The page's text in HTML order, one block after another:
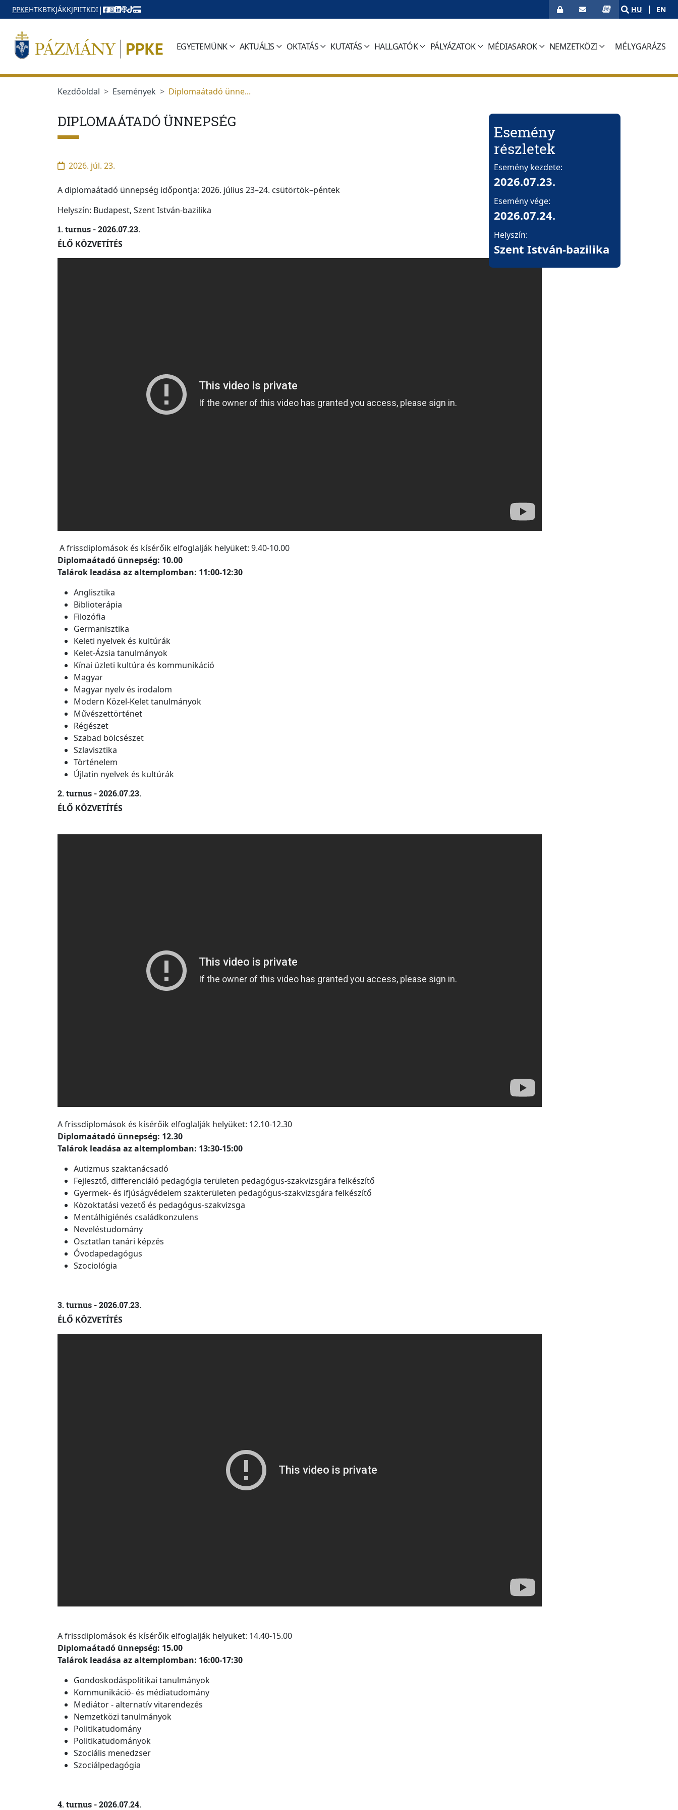
Ugrás a menüre
Ugrás a tartalomra
PPKEHTKBTKJÁKKJPIITKDI| HU EN
EGYETEMÜNK AKTUÁLIS OKTATÁS KUTATÁS HALLGATÓK PÁLYÁZATOK MÉDIASAROK NEMZETKÖZI MÉLYGARÁZS
(CURRENT)
Kezdőoldal Események Diplomaátadó ünne...
DIPLOMAÁTADÓ ÜNNEPSÉG
2026. júl. 23.
A diplomaátadó ünnepség időpontja: 2026. július 23–24. csütörtök–péntek
Helyszín: Budapest, Szent István-bazilika
1. turnus - 2026.07.23.
ÉLŐ KÖZVETÍTÉS
A frissdiplomások és kísérőik elfoglalják helyüket: 9.40-10.00
Diplomaátadó ünnepség: 10.00
Talárok leadása az altemplomban: 11:00-12:30
Anglisztika
Biblioterápia
Filozófia
Germanisztika
Keleti nyelvek és kultúrák
Kelet-Ázsia tanulmányok
Kínai üzleti kultúra és kommunikáció
Magyar
Magyar nyelv és irodalom
Modern Közel-Kelet tanulmányok
Művészettörténet
Régészet
Szabad bölcsészet
Szlavisztika
Történelem
Újlatin nyelvek és kultúrák
2. turnus - 2026.07.23.
ÉLŐ KÖZVETÍTÉS
A frissdiplomások és kísérőik elfoglalják helyüket: 12.10-12.30
Diplomaátadó ünnepség: 12.30
Talárok leadása az altemplomban: 13:30-15:00
Autizmus szaktanácsadó
Fejlesztő, differenciáló pedagógia területen pedagógus-szakvizsgára felkészítő
Gyermek- és ifjúságvédelem szakterületen pedagógus-szakvizsgára felkészítő
Közoktatási vezető és pedagógus-szakvizsga
Mentálhigiénés családkonzulens
Neveléstudomány
Osztatlan tanári képzés
Óvodapedagógus
Szociológia
3. turnus - 2026.07.23.
ÉLŐ KÖZVETÍTÉS
A frissdiplomások és kísérőik elfoglalják helyüket: 14.40-15.00
Diplomaátadó ünnepség: 15.00
Talárok leadása az altemplomban: 16:00-17:30
Gondoskodáspolitikai tanulmányok
Kommunikáció- és médiatudomány
Mediátor - alternatív vitarendezés
Nemzetközi tanulmányok
Politikatudomány
Politikatudományok
Szociális menedzser
Szociálpedagógia
4. turnus - 2026.07.24.
Esemény
részletek
Esemény kezdete:
2026.07.23.
Esemény vége:
2026.07.24.
Helyszín:
Szent István-bazilika